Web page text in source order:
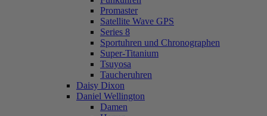
Promaster
Satellite Wave GPS
Series 8
Sportuhren und Chronographen
Super-Titanium
Tsuyosa
Taucheruhren
Daisy Dixon
Daniel Wellington
Damen